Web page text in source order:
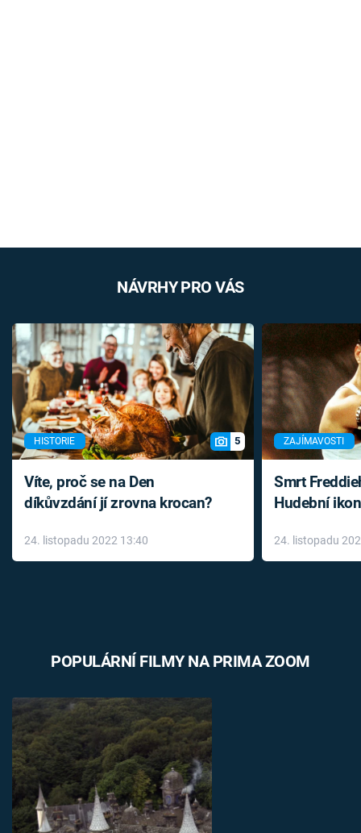
NÁVRHY PRO VÁS
HISTORIE 5
Víte, proč se na Den
díkůvzdání jí zrovna krocan?
24. listopadu 2022 13:40
ZAJÍMAVOSTI
Smrt
Hudební
léky
24. listopadu
POPULÁRNÍ FILMY NA PRIMA ZOOM